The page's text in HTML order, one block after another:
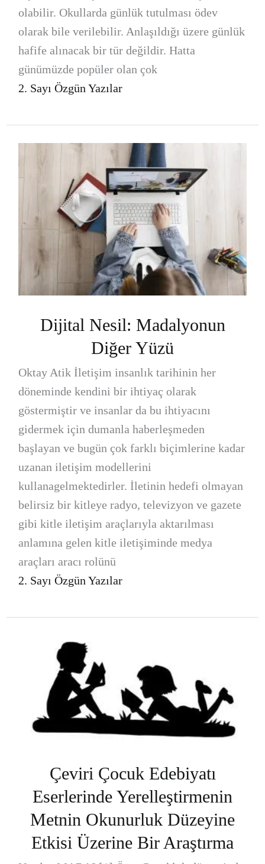
olabilir. Okullarda günlük tutulması ödev
olarak bile verilebilir. Anlaşıldığı üzere günlük
hafife alınacak bir tür değildir. Hatta
günümüzde popüler olan çok
2. Sayı Özgün Yazılar
Dijital Nesil: Madalyonun
Diğer Yüzü
Oktay Atik İletişim insanlık tarihinin her
döneminde kendini bir ihtiyaç olarak
göstermiştir ve insanlar da bu ihtiyacını
gidermek için dumanla haberleşmeden
başlayan ve bugün çok farklı biçimlerine kadar
uzanan iletişim modellerini
kullanagelmektedirler. İletinin hedefi olmayan
belirsiz bir kitleye radyo, televizyon ve gazete
gibi kitle iletişim araçlarıyla aktarılması
anlamına gelen kitle iletişiminde medya
araçları aracı rolünü
2. Sayı Özgün Yazılar
Çeviri Çocuk Edebiyatı
Eserlerinde Yerelleştirmenin
Metnin Okunurluk Düzeyine
Etkisi Üzerine Bir Araştırma